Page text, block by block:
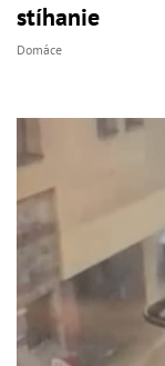
stíhanie
Domáce